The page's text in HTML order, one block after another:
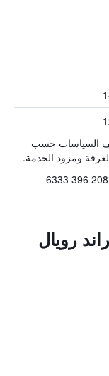
السياسات حسب
ومزود الخدمة.
رويال